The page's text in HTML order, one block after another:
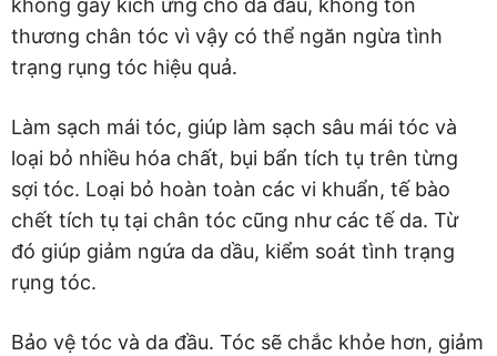
không gây kích ứng cho da đầu, không tổn
thương chân tóc vì vậy có thể ngăn ngừa tình
trạng rụng tóc hiệu quả.
Làm sạch mái tóc, giúp làm sạch sâu mái tóc và
loại bỏ nhiều hóa chất, bụi bẩn tích tụ trên từng
sợi tóc. Loại bỏ hoàn toàn các vi khuẩn, tế bào
chết tích tụ tại chân tóc cũng như các tế da. Từ
đó giúp giảm ngứa da dầu, kiểm soát tình trạng
rụng tóc.
Bảo vệ tóc và da đầu. Tóc sẽ chắc khỏe hơn, giảm